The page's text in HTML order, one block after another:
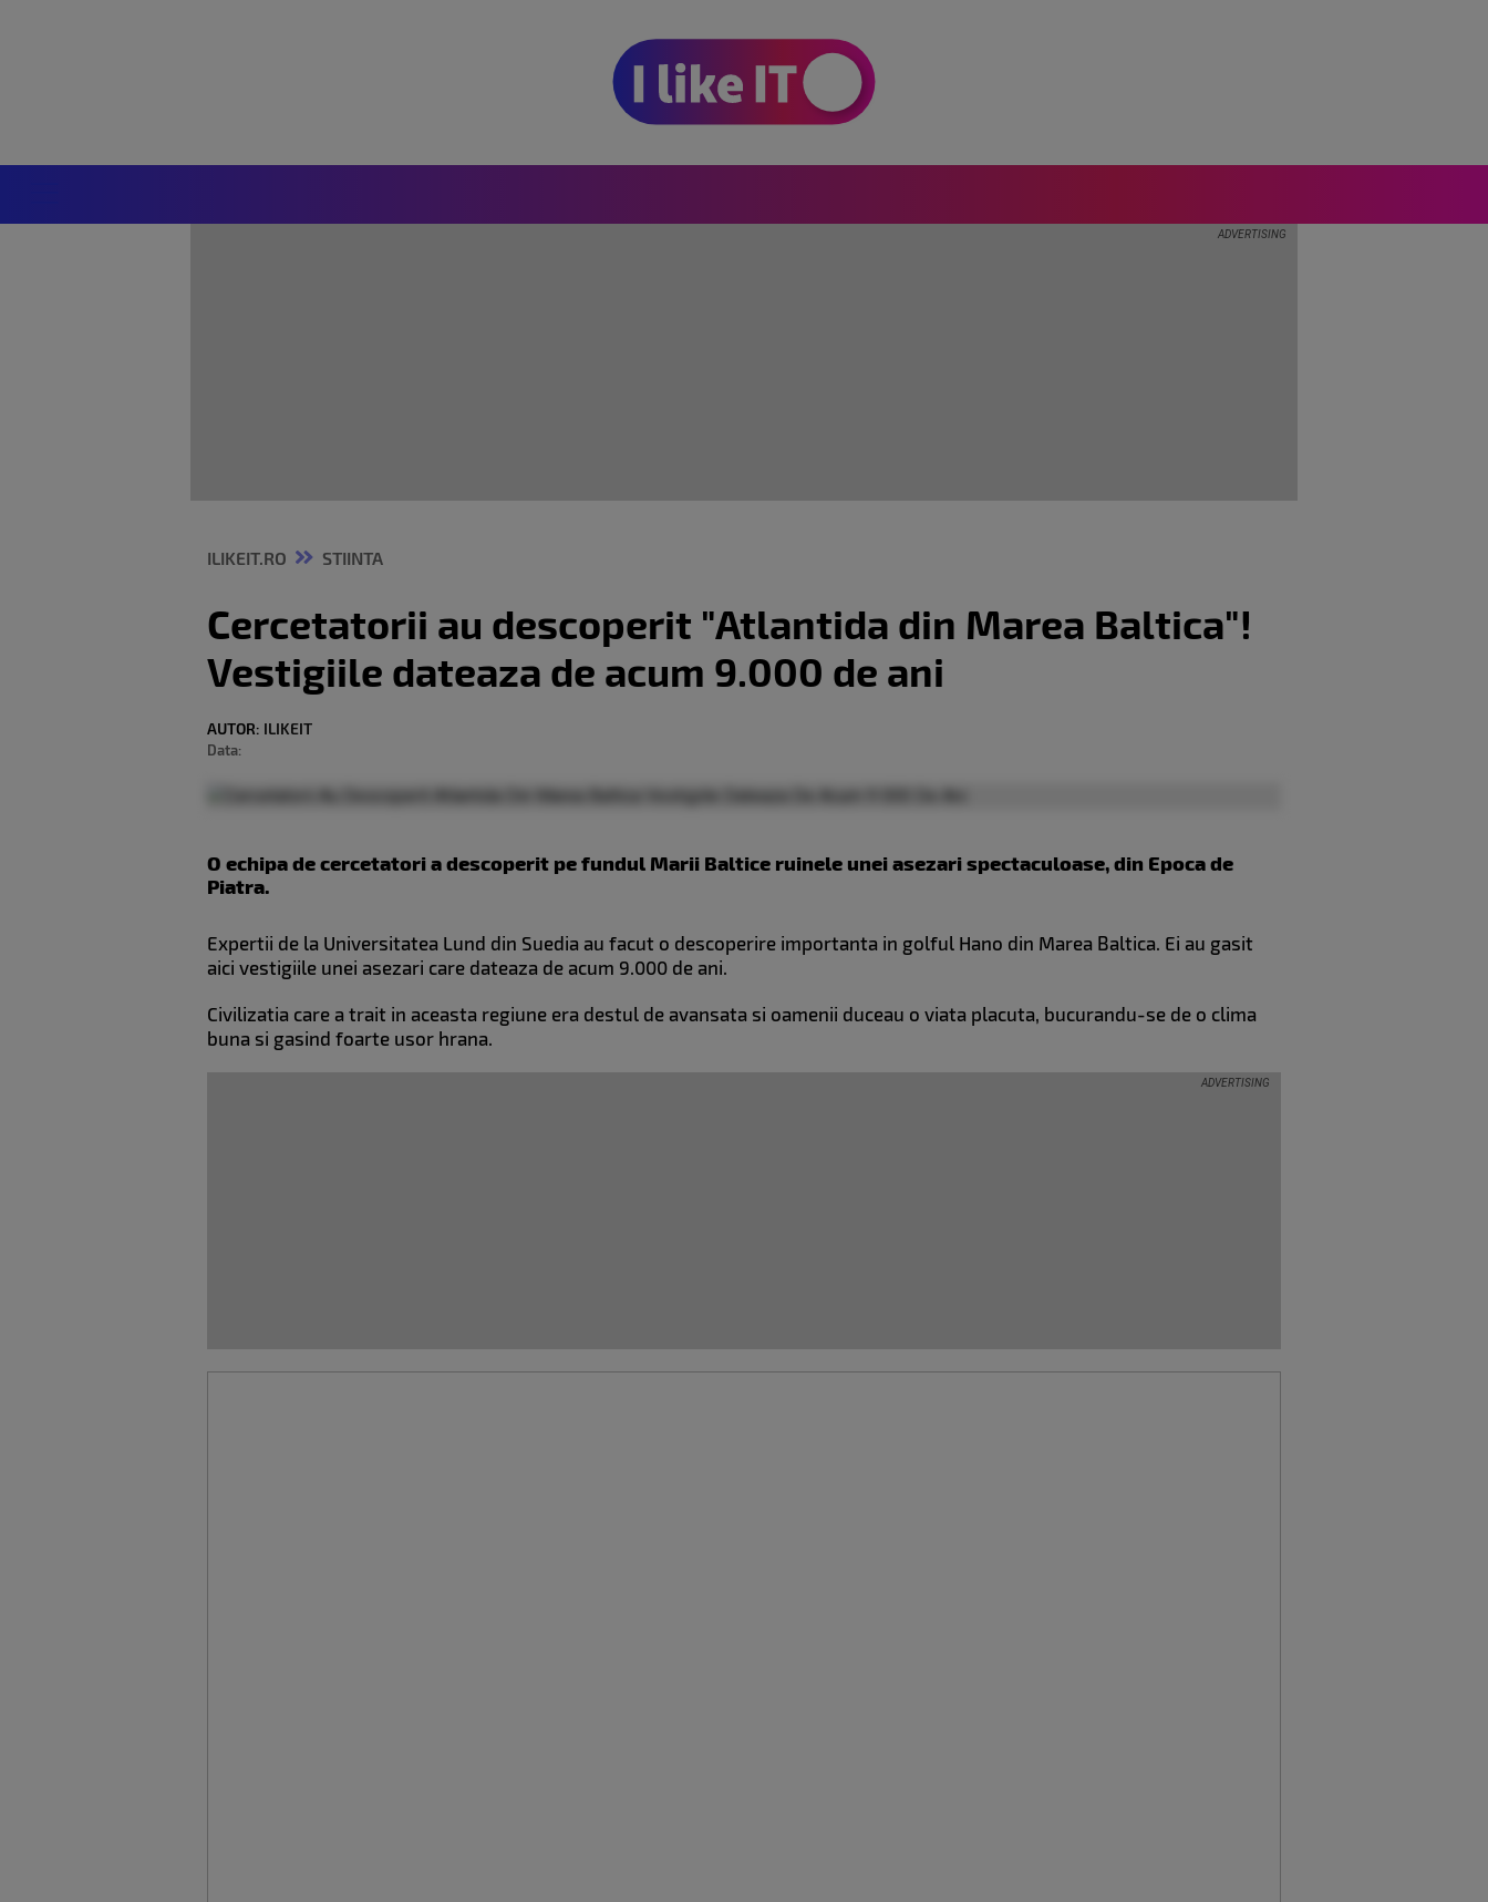
ILIKEIT.RO STIINTA
Cercetatorii au descoperit "Atlantida din Marea Baltica"!
Vestigiile dateaza de acum 9.000 de ani
AUTOR: ILIKEIT
Data:
O echipa de cercetatori a descoperit pe fundul Marii Baltice ruinele unei asezari spectaculoase, din Epoca de
Piatra.
Expertii de la Universitatea Lund din Suedia au facut o descoperire importanta in golful Hano din Marea Baltica. Ei au gasit
aici vestigiile unei asezari care dateaza de acum 9.000 de ani.
Civilizatia care a trait in aceasta regiune era destul de avansata si oamenii duceau o viata placuta, bucurandu-se de o clima
buna si gasind foarte usor hrana.